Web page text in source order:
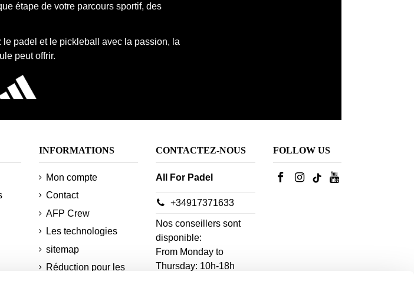
étape de votre parcours sportif, des
padel et le pickleball avec la passion, la
peut offrir.
INFORMATIONS
Mon compte
Contact
AFP Crew
Les technologies
sitemap
Réduction pour les
CONTACTEZ-NOUS
All For Padel
+34917371633
Nos conseillers sont
disponible:
From Monday to
Thursday: 10h-18h
FOLLOW US